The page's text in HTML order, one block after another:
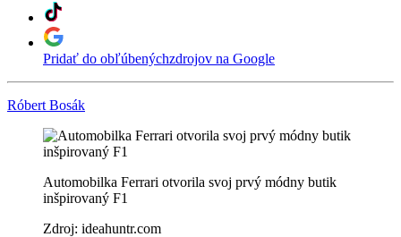
Pridať do obľúbenýchzdrojov na Google
Róbert Bosák
Automobilka Ferrari otvorila svoj prvý módny butik
inšpirovaný F1
Zdroj: ideahuntr.com